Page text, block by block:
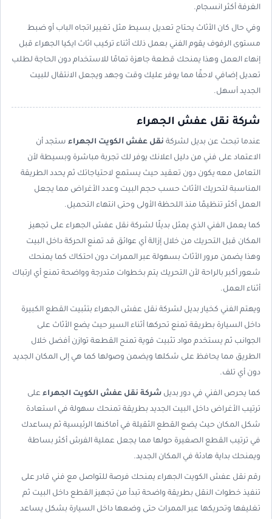
الغرفة أكثر انسجام.
وفي حال كان الأثاث يحتاج تعديل بسيط مثل تغيير اتجاه الباب أو ضبط
مستوى الرفوف يقوم الفني بعمل ذلك أثناء تركيب اثاث ايكيا الجهراء قبل
إنهاء العمل وهذا يمنحك قطعة جاهزة تمامًا للاستخدام دون الحاجة لطلب
تعديل إضافي لاحقًا مما يوفر عليك وقت وجهد ويجعل الانتقال للبيت
الجديد أسهل.
شركة نقل عفش الجهراء
عندما تبحث عن بديل لشركة نقل عفش الكويت الجهراء ستجد أن
الاعتماد على فني من دليل اعلانك يوفر لك تجربة مباشرة وبسيطة لأن
التعامل معه يكون دون تعقيد حيث يستمع لاحتياجاتك ثم يحدد الطريقة
المناسبة لتحريك الأثاث حسب حجم البيت وعدد الأغراض مما يجعل
العمل أكثر تنظيمًا منذ اللحظة الأولى وحتى انتهاء التحميل.
كما يعمل الفني الذي يمثل بديلًا لشركة نقل عفش الجهراء على تجهيز
المكان قبل التحريك من خلال إزالة أي عوائق قد تمنع الحركة داخل البيت
وهذا يضمن مرور الأثاث بسهولة عبر الممرات دون احتكاك كما يمنحك
شعور أكبر بالراحة لأن التحريك يتم بخطوات متدرجة وواضحة تمنع أي ارتباك
أثناء العمل.
ويهتم الفني كخيار بديل لشركة نقل عفش الجهراء بتثبيت القطع الكبيرة
داخل السيارة بطريقة تمنع تحركها أثناء السير حيث يضع الأثاث على
الجوانب ثم يستخدم مواد تثبيت قوية تمنح القطعة توازن أفضل خلال
الطريق مما يحافظ على شكلها ويضمن وصولها كما هي إلى المكان الجديد
دون أي تلف.
كما يحرص الفني في دور بديل شركة نقل عفش الكويت الجهراء على
ترتيب الأغراض داخل البيت الجديد بطريقة تمنحك سهولة في استعادة
شكل المكان حيث يضع القطع الثقيلة في أماكنها الرئيسية ثم يساعدك
في ترتيب القطع الصغيرة حولها مما يجعل عملية الفرش أكثر بساطة
ويمنحك بداية هادئة في المكان الجديد.
رقم نقل عفش الكويت الجهراء يمنحك فرصة للتواصل مع فني قادر على
تنفيذ خطوات النقل بطريقة واضحة تبدأ من تجهيز القطع داخل البيت ثم
تغليفها وتحريكها عبر الممرات حتى وضعها داخل السيارة بشكل يساعد